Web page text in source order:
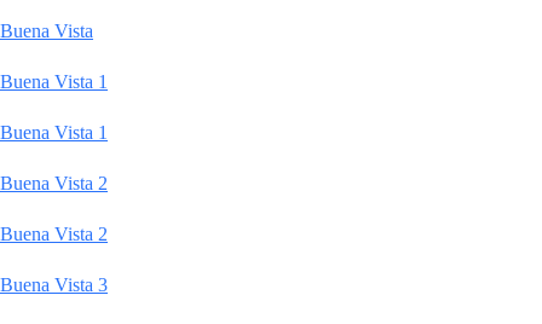
Buena Vista
Buena Vista 1
Buena Vista 1
Buena Vista 2
Buena Vista 2
Buena Vista 3